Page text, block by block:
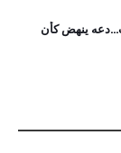
ينهض كأن